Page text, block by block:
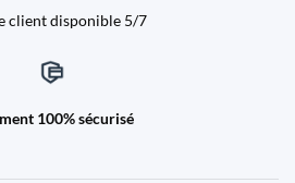
client disponible 5/7
100% sécurisé